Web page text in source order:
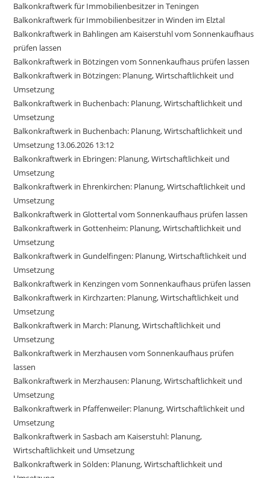
Balkonkraftwerk für Immobilienbesitzer in Teningen
Balkonkraftwerk für Immobilienbesitzer in Winden im Elztal
Balkonkraftwerk in Bahlingen am Kaiserstuhl vom Sonnenkaufhaus
prüfen lassen
Balkonkraftwerk in Bötzingen vom Sonnenkaufhaus prüfen lassen
Balkonkraftwerk in Bötzingen: Planung, Wirtschaftlichkeit und
Umsetzung
Balkonkraftwerk in Buchenbach: Planung, Wirtschaftlichkeit und
Umsetzung
Balkonkraftwerk in Buchenbach: Planung, Wirtschaftlichkeit und
Umsetzung 13.06.2026 13:12
Balkonkraftwerk in Ebringen: Planung, Wirtschaftlichkeit und
Umsetzung
Balkonkraftwerk in Ehrenkirchen: Planung, Wirtschaftlichkeit und
Umsetzung
Balkonkraftwerk in Glottertal vom Sonnenkaufhaus prüfen lassen
Balkonkraftwerk in Gottenheim: Planung, Wirtschaftlichkeit und
Umsetzung
Balkonkraftwerk in Gundelfingen: Planung, Wirtschaftlichkeit und
Umsetzung
Balkonkraftwerk in Kenzingen vom Sonnenkaufhaus prüfen lassen
Balkonkraftwerk in Kirchzarten: Planung, Wirtschaftlichkeit und
Umsetzung
Balkonkraftwerk in March: Planung, Wirtschaftlichkeit und
Umsetzung
Balkonkraftwerk in Merzhausen vom Sonnenkaufhaus prüfen
lassen
Balkonkraftwerk in Merzhausen: Planung, Wirtschaftlichkeit und
Umsetzung
Balkonkraftwerk in Pfaffenweiler: Planung, Wirtschaftlichkeit und
Umsetzung
Balkonkraftwerk in Sasbach am Kaiserstuhl: Planung,
Wirtschaftlichkeit und Umsetzung
Balkonkraftwerk in Sölden: Planung, Wirtschaftlichkeit und